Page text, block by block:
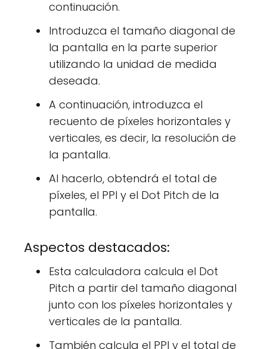
continuación.
Introduzca el tamaño diagonal de
la pantalla en la parte superior
utilizando la unidad de medida
deseada.
A continuación, introduzca el
recuento de píxeles horizontales y
verticales, es decir, la resolución de
la pantalla.
Al hacerlo, obtendrá el total de
píxeles, el PPI y el Dot Pitch de la
pantalla.
Aspectos destacados:
Esta calculadora calcula el Dot
Pitch a partir del tamaño diagonal
junto con los píxeles horizontales y
verticales de la pantalla.
También calcula el PPI y el total de